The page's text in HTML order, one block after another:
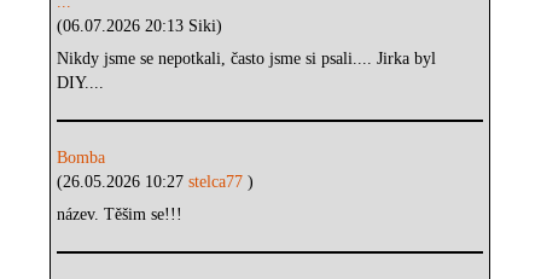
(06.07.2026 20:13 Siki)
Nikdy jsme se nepotkali, často jsme si psali.... Jirka byl
DIY....
Bomba
(26.05.2026 10:27stelca77)
název. Těšim se!!!